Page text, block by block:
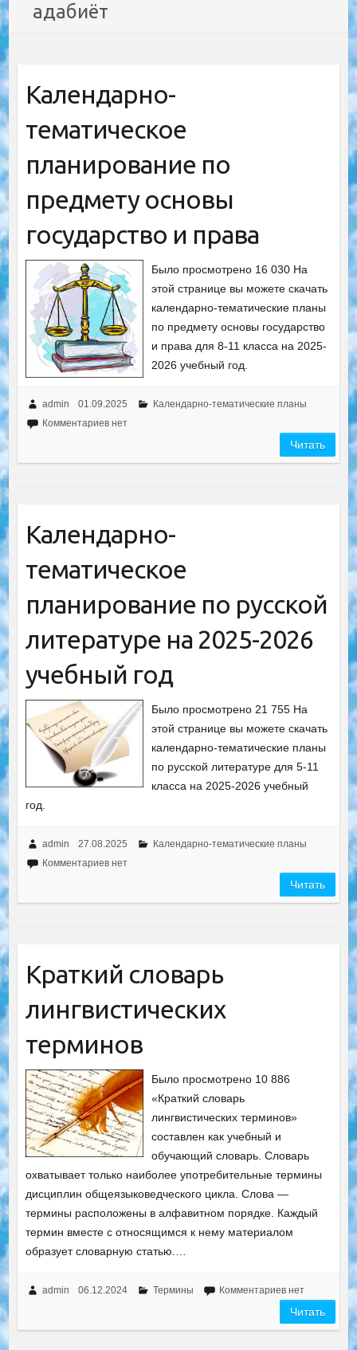
адабиёт
Календарно-
тематическое
планирование по
предмету основы
государство и права
Было просмотрено 16 030 На
этой странице вы можете скачать
календарно-тематические планы
по предмету основы государство
и права для 8-11 класса на 2025-
2026 учебный год.
admin 01.09.2025
Календарно-тематические планы
Комментариев нет
Читать
Календарно-
тематическое
планирование по русской
литературе на 2025-2026
учебный год
Было просмотрено 21 755 На
этой странице вы можете скачать
календарно-тематические планы
по русской литературе для 5-11
класса на 2025-2026 учебный
год.
admin 27.08.2025
Календарно-тематические планы
Комментариев нет
Читать
Краткий словарь
лингвистических
терминов
Было просмотрено 10 886
«Краткий словарь
лингвистических терминов»
составлен как учебный и
обучающий словарь. Словарь
охватывает только наиболее употребительные термины
дисциплин общеязыковедческого цикла. Слова —
термины расположены в алфавитном порядке. Каждый
термин вместе с относящимся к нему материалом
образует словарную статью.…
admin 06.12.2024 Термины Комментариев нет
Читать